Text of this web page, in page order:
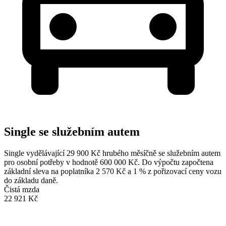
Single se služebním autem
Single vydělávající 29 900 Kč hrubého měsíčně se služebním autem
pro osobní potřeby v hodnotě 600 000 Kč. Do výpočtu započtena
základní sleva na poplatníka 2 570 Kč a 1 % z pořizovací ceny vozu
do základu daně.
Čistá mzda
22 921 Kč